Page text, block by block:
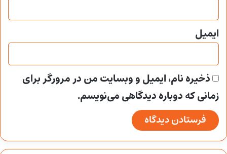
ایمیل
ذخیره نام، ایمیل و وبسایت من در مرورگر برای
زمانی که دوباره دیدگاهی می‌نویسم.